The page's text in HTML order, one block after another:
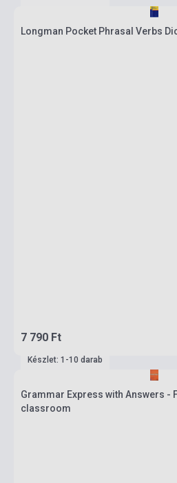
Longman Pocket Phrasal Verbs
7 790 Ft
Készlet: 1-10 darab
Grammar Express with Answers -
classroom